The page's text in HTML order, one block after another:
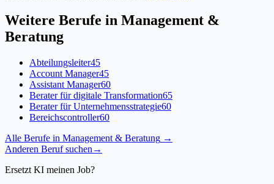
Weitere Berufe in Management &
Beratung
Abteilungsleiter45
Account Manager45
Assistant Manager60
Berater für digitale Transformation65
Berater für Unternehmensstrategie60
Bereichscontroller60
Alle Berufe in Management & Beratung →
Anderen Beruf suchen →
Ersetzt KI meinen Job?